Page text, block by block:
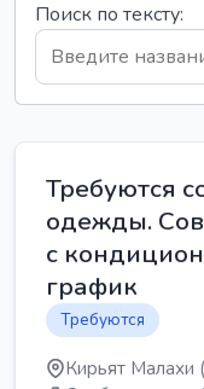
Поиск по тексту:
Требуются
одежды.
с
график
Требуются
Кирьят Малахи